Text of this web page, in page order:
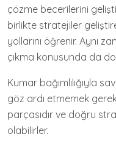
çözme becerilerini
birlikte stratejiler
yollarını öğrenir. Aynı
çıkma konusunda da
Kumar bağımlılığıyla
göz ardı etmemek
parçasıdır ve doğru
olabilirler.